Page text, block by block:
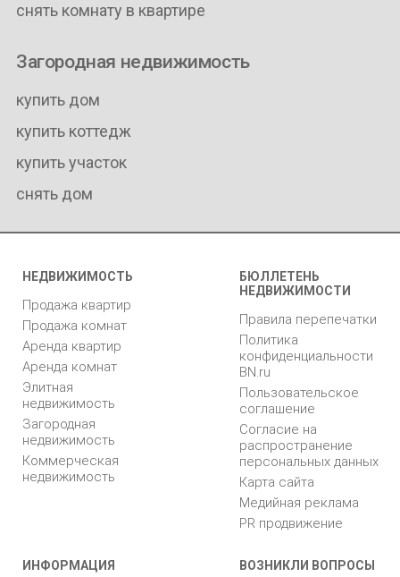
снять комнату в квартире
Загородная недвижимость
купить дом
купить коттедж
купить участок
снять дом
НЕДВИЖИМОСТЬ
Продажа квартир
Продажа комнат
Аренда квартир
Аренда комнат
Элитная
недвижимость
Загородная
недвижимость
Коммерческая
недвижимость
БЮЛЛЕТЕНЬ
НЕДВИЖИМОСТИ
Правила перепечатки
Политика
конфиденциальности
BN.ru
Пользовательское
соглашение
Согласие на
распространение
персональных данных
Карта сайта
Медийная реклама
PR продвижение
ИНФОРМАЦИЯ ВОЗНИКЛИ ВОПРОСЫ